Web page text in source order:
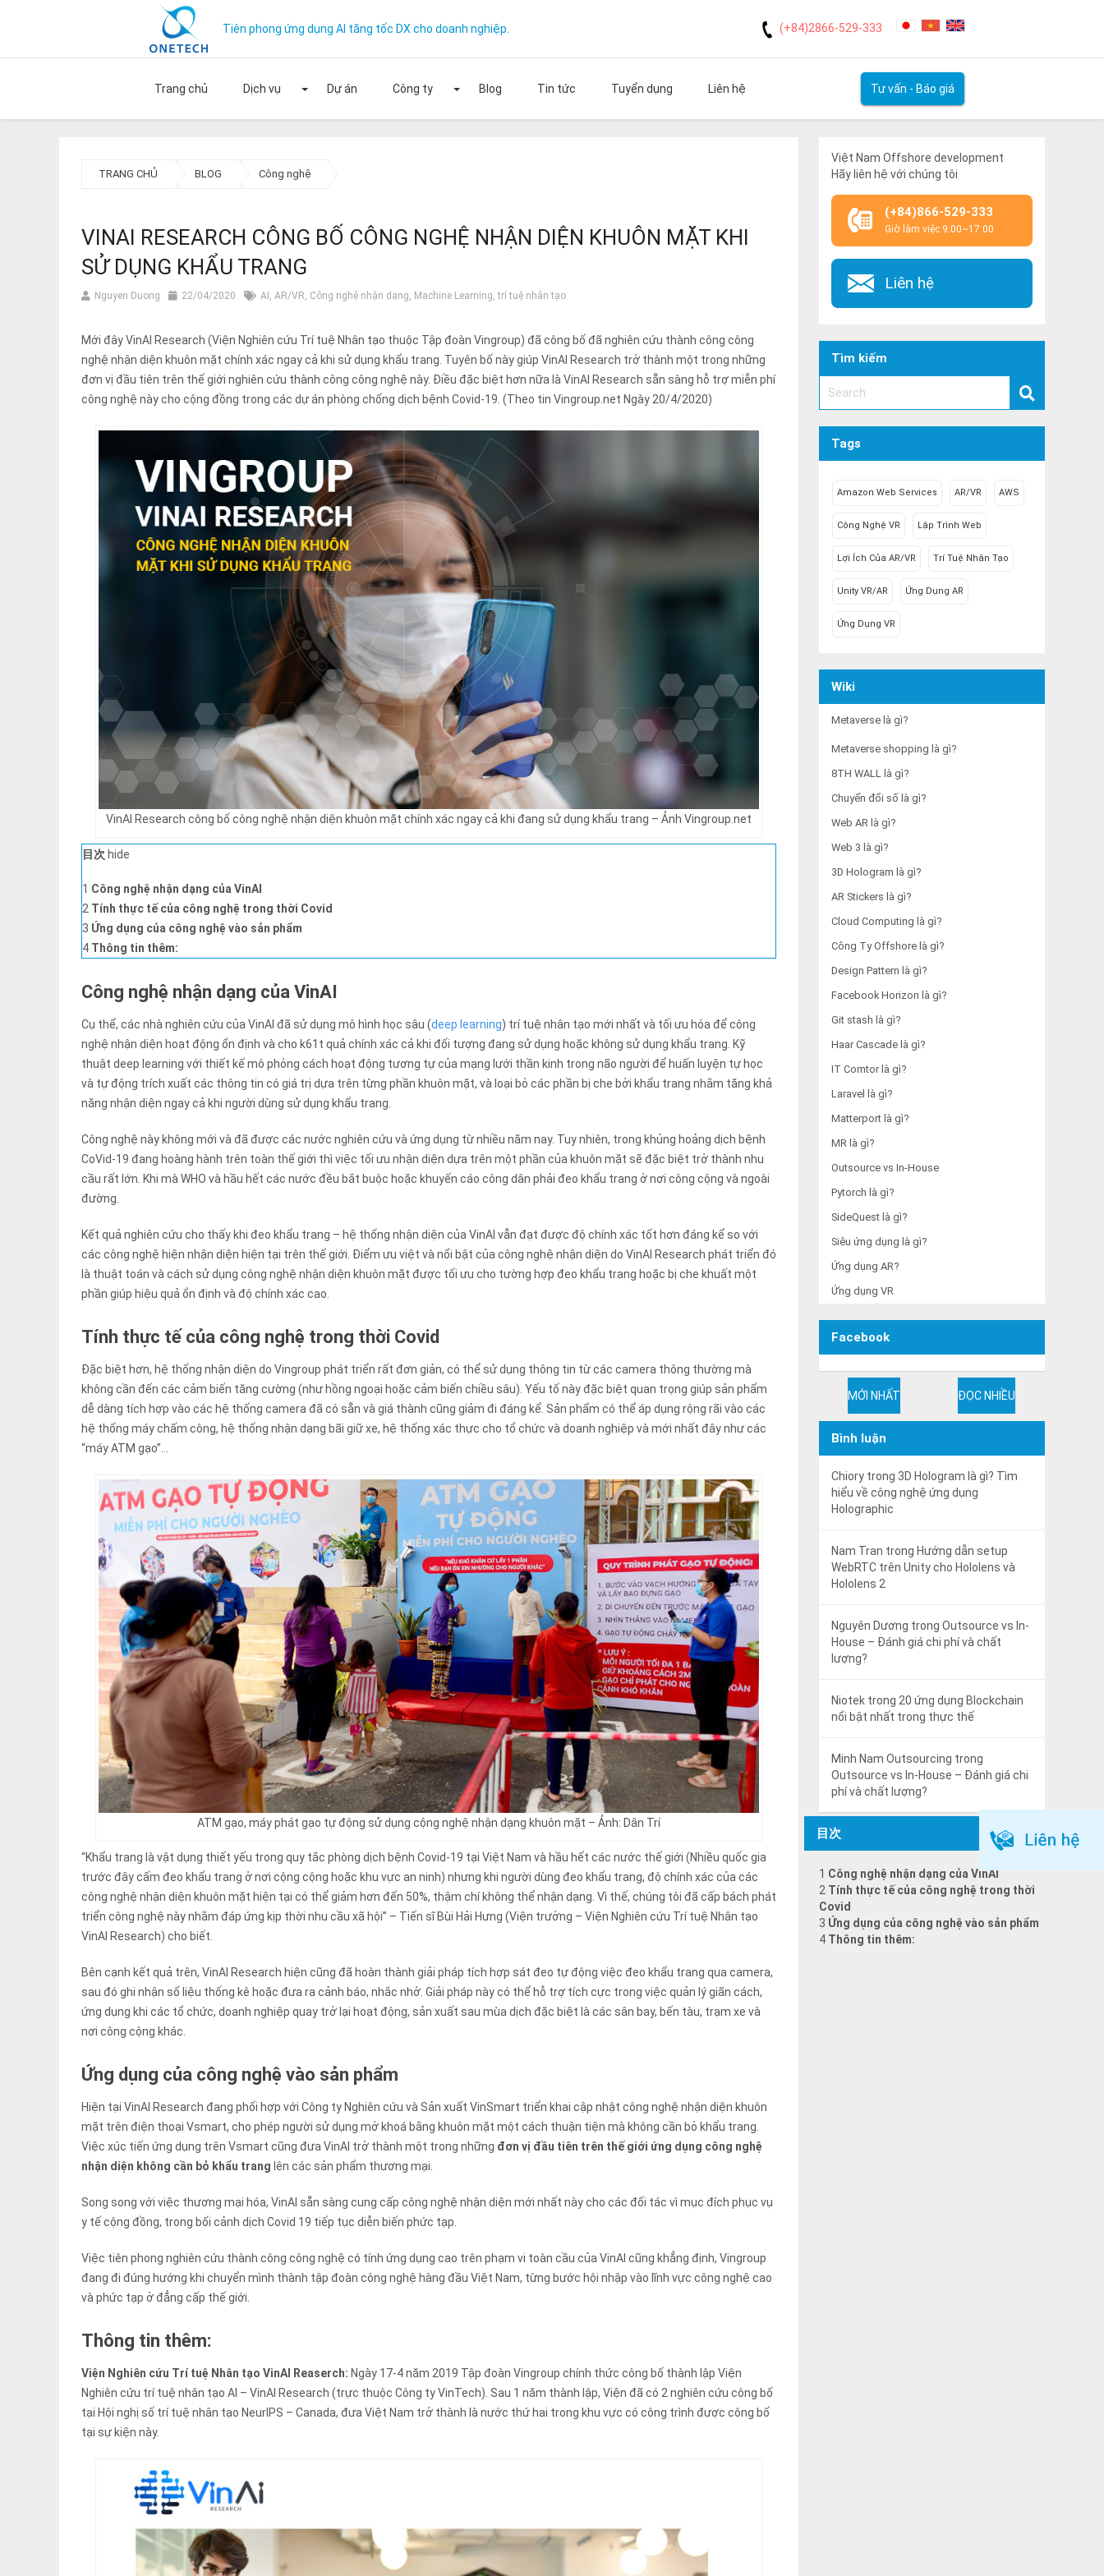
Tiên phong ứng dụng AI tăng tốc DX cho doanh nghiệp. (+84)2866-529-333
Trang chủ Dịch vụ Dự án Công ty Blog Tin tức Tuyển dụng Liên hệ Tư vấn - Báo giá
TRANG CHỦ BLOG Công nghệ
VINAI RESEARCH CÔNG BỐ CÔNG NGHỆ NHẬN DIỆN KHUÔN MẶT KHI
SỬ DỤNG KHẨU TRANG
Nguyen Duong 22/04/2020 AI , AR/VR, Công nghệ nhận dạng, Machine Learning,trí tuệ nhân tạo
Mới đây VinAI Research (Viện Nghiên cứu Trí tuệ Nhân tạo thuộc Tập đoàn Vingroup) đã công bố đã nghiên cứu thành công công
nghệ nhận diện khuôn mặt chính xác ngay cả khi sử dụng khẩu trang. Tuyên bố này giúp VinAI Research trở thành một trong những
đơn vị đầu tiên trên thế giới nghiên cứu thành công công nghệ này. Điều đặc biệt hơn nữa là VinAI Research sẵn sàng hỗ trợ miễn phí
công nghệ này cho cộng đồng trong các dự án phòng chống dịch bệnh Covid-19. (Theo tin Vingroup.net Ngày 20/4/2020)
VinAI Research công bố công nghệ nhận diện khuôn mặt chính xác ngay cả khi đang sử dụng khẩu trang – Ảnh Vingroup.net
目次 hide
1 Công nghệ nhận dạng của VinAI
2 Tính thực tế của công nghệ trong thời Covid
3 Ứng dụng của công nghệ vào sản phẩm
4 Thông tin thêm:
Công nghệ nhận dạng của VinAI
Cụ thể, các nhà nghiên cứu của VinAI đã sử dụng mô hình học sâu (deep learning) trí tuệ nhân tạo mới nhất và tối ưu hóa để công
nghệ nhận diện hoạt động ổn định và cho k61t quả chính xác cả khi đối tượng đang sử dụng hoặc không sử dụng khẩu trang. Kỹ
thuật deep learning với thiết kế mô phỏng cách hoạt động tương tự của mạng lưới thần kinh trong não người để huấn luyện tự học
và tự động trích xuất các thông tin có giá trị dựa trên từng phần khuôn mặt, và loại bỏ các phần bị che bởi khẩu trang nhằm tăng khả
năng nhận diện ngay cả khi người dùng sử dụng khẩu trang.
Công nghệ này không mới và đã được các nước nghiên cứu và ứng dụng từ nhiều năm nay. Tuy nhiên, trong khủng hoảng dịch bệnh
CoVid-19 đang hoàng hành trên toàn thế giới thì việc tối ưu nhận diện dựa trên một phần của khuôn mặt sẽ đặc biệt trở thành nhu
cầu rất lớn. Khi mà WHO và hầu hết các nước đều bắt buộc hoặc khuyến cáo công dân phải đeo khẩu trang ở nơi công cộng và ngoài
đường.
Kết quả nghiên cứu cho thấy khi đeo khẩu trang – hệ thống nhận diện của VinAI vẫn đạt được độ chính xác tốt hơn đáng kể so với
các công nghệ hiện nhận diện hiện tại trên thế giới. Điểm ưu việt và nổi bật của công nghệ nhận diện do VinAI Research phát triển đó
là thuật toán và cách sử dụng công nghệ nhận diện khuôn mặt được tối ưu cho tường hợp đeo khẩu trang hoặc bị che khuất một
phần giúp hiệu quả ổn định và độ chính xác cao.
Tính thực tế của công nghệ trong thời Covid
Đặc biệt hơn, hệ thống nhận diện do Vingroup phát triển rất đơn giản, có thể sử dụng thông tin từ các camera thông thường mà
không cần đến các cảm biến tăng cường (như hồng ngoại hoặc cảm biến chiều sâu). Yếu tố này đặc biệt quan trọng giúp sản phẩm
dễ dàng tích hợp vào các hệ thống camera đã có sẵn và giá thành cũng giảm đi đáng kể. Sản phẩm có thể áp dụng rộng rãi vào các
hệ thống máy chấm công, hệ thống nhận dạng bãi giữ xe, hệ thống xác thực cho tổ chức và doanh nghiệp và mới nhất đây như các
“máy ATM gạo”…
ATM gạo, máy phát gạo tự động sử dụng cộng nghệ nhận dạng khuôn mặt – Ảnh: Dân Trí
“Khẩu trang là vật dụng thiết yếu trong quy tắc phòng dịch bệnh Covid-19 tại Việt Nam và hầu hết các nước thế giới (Nhiều quốc gia
trước đây cấm đeo khẩu trang ở nơi cộng cộng hoặc khu vực an ninh) nhưng khi người dùng đeo khẩu trang, độ chính xác của các
công nghệ nhận diện khuôn mặt hiện tại có thể giảm hơn đến 50%, thậm chí không thể nhận dạng. Vì thế, chúng tôi đã cấp bách phát
triển công nghệ này nhằm đáp ứng kịp thời nhu cầu xã hội” – Tiến sĩ Bùi Hải Hưng (Viện trưởng – Viện Nghiên cứu Trí tuệ Nhân tạo
VinAI Research) cho biết.
Bên cạnh kết quả trên, VinAI Research hiện cũng đã hoàn thành giải pháp tích hợp sát đeo tự động việc đeo khẩu trang qua camera,
sau đó ghi nhận số liệu thống kê hoặc đưa ra cảnh báo, nhắc nhở. Giải pháp này có thể hỗ trợ tích cực trong việc quản lý giãn cách,
ứng dụng khi các tổ chức, doanh nghiệp quay trở lại hoạt động, sản xuất sau mùa dịch đặc biệt là các sân bay, bến tàu, trạm xe và
nơi công cộng khác.
Ứng dụng của công nghệ vào sản phẩm
Hiện tại VinAI Research đang phối hợp với Công ty Nghiên cứu và Sản xuất VinSmart triển khai cập nhật công nghệ nhận diện khuôn
mặt trên điện thoại Vsmart, cho phép người sử dụng mở khoá bằng khuôn mặt một cách thuận tiện mà không cần bỏ khẩu trang.
Việc xúc tiến ứng dụng trên Vsmart cũng đưa VinAI trở thành một trong những đơn vị đầu tiên trên thế giới ứng dụng công nghệ
nhận diện không cần bỏ khẩu trang lên các sản phẩm thương mại.
Song song với việc thương mại hóa, VinAI sẵn sàng cung cấp công nghệ nhận diện mới nhất này cho các đối tác vì mục đích phục vụ
y tế cộng đồng, trong bối cảnh dịch Covid 19 tiếp tục diễn biến phức tạp.
Việc tiên phong nghiên cứu thành công công nghệ có tính ứng dụng cao trên phạm vi toàn cầu của VinAI cũng khẳng định, Vingroup
đang đi đúng hướng khi chuyển mình thành tập đoàn công nghệ hàng đầu Việt Nam, từng bước hội nhập vào lĩnh vực công nghệ cao
và phức tạp ở đẳng cấp thế giới.
Thông tin thêm:
Viện Nghiên cứu Trí tuệ Nhân tạo VinAI Reaserch: Ngày 17-4 năm 2019 Tập đoàn Vingroup chính thức công bố thành lập Viện
Nghiên cứu trí tuệ nhân tạo AI – VinAI Research (trực thuộc Công ty VinTech). Sau 1 năm thành lập, Viện đã có 2 nghiên cứu công bố
tại Hội nghị số trí tuệ nhân tạo NeurIPS – Canada, đưa Việt Nam trở thành là nước thứ hai trong khu vực có công trình được công bố
tại sự kiện này.
Việt Nam Offshore development
Hãy liên hệ với chúng tôi
(+84)866-529-333
Giờ làm việc 9:00~17:00
Liên hệ
Tìm kiếm
Tags
Amazon Web Services AR/VR AWS
Công Nghệ VR Lập Trình Web
Lợi Ích Của AR/VR Trí Tuệ Nhân Tạo
Unity VR/AR Ứng Dụng AR
Ứng Dụng VR
Wiki
Metaverse là gì?
Metaverse shopping là gì?
8TH WALL là gì?
Chuyển đổi số là gì?
Web AR là gì?
Web 3 là gì?
3D Hologram là gì?
AR Stickers là gì?
Cloud Computing là gì?
Công Ty Offshore là gì?
Design Pattern là gì?
Facebook Horizon là gì?
Git stash là gì?
Haar Cascade là gì?
IT Comtor là gì?
Laravel là gì?
Matterport là gì?
MR là gì?
Outsource vs In-House
Pytorch là gì?
SideQuest là gì?
Siêu ứng dụng là gì?
Ứng dụng AR?
Ứng dụng VR
Facebook
MỚI NHẤT ĐỌC NHIỀU
Bình luận
Chiory trong 3D Hologram là gì? Tìm
hiểu về công nghệ ứng dụng
Holographic
Nam Tran trong Hướng dẫn setup
WebRTC trên Unity cho Hololens và
Hololens 2
Nguyên Dương trong Outsource vs In-
House – Đánh giá chi phí và chất
lượng?
Niotek trong 20 ứng dụng Blockchain
nổi bật nhất trong thực thế
Minh Nam Outsourcing trong
Outsource vs In-House – Đánh giá chi
phí và chất lượng?
目次
1 Công nghệ nhận dạng của VinAI
2 Tính thực tế của công nghệ trong thời
Covid
3 Ứng dụng của công nghệ vào sản phẩm
4 Thông tin thêm:
Mở rộng quy mô doanh nghiệp của bạn với ONETECH!
miễn phí
「Chính sách bảo mật」 Nếu bạn đồng ý với những điều trên, vui lòng nhấp vào nút "Gửi"
Một email trả lời tự động sẽ được gửi đến địa chỉ email bạn đã nhập, vì vậy hãy kiểm tra điều đó.